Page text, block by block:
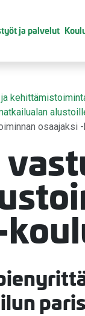
ja palvelut
osaajaksi